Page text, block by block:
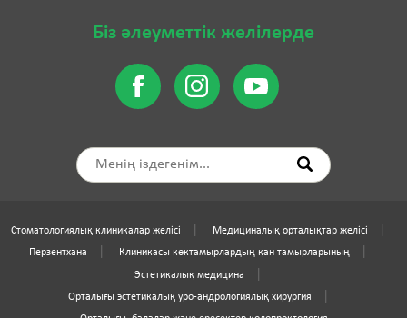
Біз әлеуметтік желілерде
Стоматологиялық клиникалар желісі Медициналық орталықтар желісі
Перзентхана Клиникасы көктамырлардың қан тамырларының
Эстетикалық медицина
Орталығы эстетикалық уро-андрологиялық хирургия